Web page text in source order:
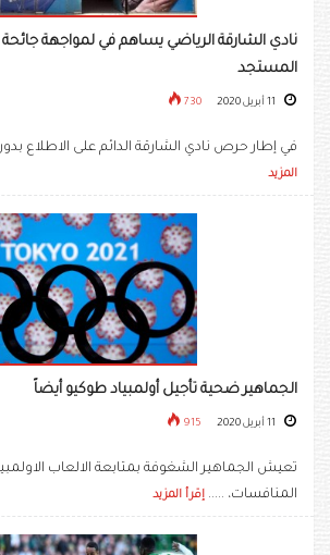
نادي الشارقة الرياضي يساهم في لمواجهة
المستجد
730
في إطار حرص نادي الشارقة الدائم على الاطلاع
المزيد
الجماهير ضحية تأجيل أولمبياد طوكيو أيضاً
915
تعيش الجماهير الشغوفة بمتابعة الالعاب
المنافسات، ..... إقرأ المزيد